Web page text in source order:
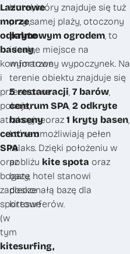
Lazurowe
morze,
odkryte
baseny,
komfortowe
i
przestronne
pokoje,
atrakcyjne
centrum
SPA
oraz
bogate
zaplecze
sportowe
(w
tym
kitesurfing,
Hotel, który znajduje się tuż
przy samej plaży, otoczony
palmowym ogrodem, to
idealne miejsce na
wymarzony wypoczynek. Na
terenie obiektu znajduje się
5 restauracji, 7 barów,
centrum SPA, 2 odkryte
basenyoraz 1 kryty basen,
które umożliwiają pełen
relaks. Dzięki położeniu w
pobliżu kite spota oraz
bazy, hotel stanowi
doskonałą bazę dla
kitesurferów.